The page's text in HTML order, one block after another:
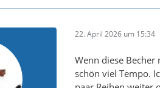
22. April 2026 um 15:34
Wenn diese
schön viel Tempo.